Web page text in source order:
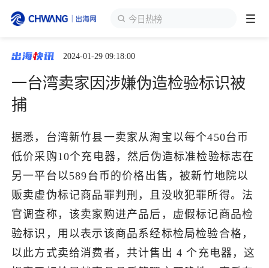
今日热榜
跨境展会
出海服务
出海资讯
跨境报告
出海导航
出海交流群
2024-01-29 09:18:00
一台湾卖家因涉嫌伪造检验标识被
捕
据悉，台湾新竹县一卖家从淘宝以每个450台币
低价采购10个充电器，然后伪造标准检验标志在
另一平台以589台币的价格出售，被新竹地院以
贩卖虚伪标记商品罪判刑，且没收犯罪所得。法
官调查称，该卖家购进产品后，虚假标记商品检
验标识，用以表示该商品系经标检局检验合格，
以此方式卖给消费者，共计售出 4 个充电器，这